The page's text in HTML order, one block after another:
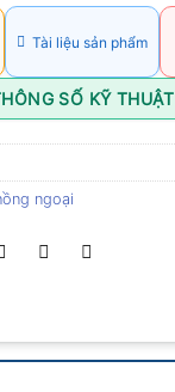
Tài liệu sản phẩm
SỐ KỸ THUẬT
ngoại